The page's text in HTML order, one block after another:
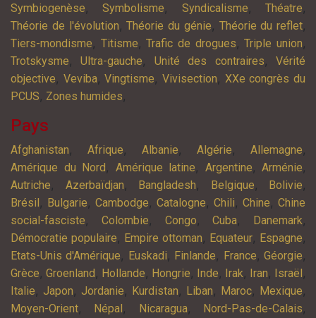
Symbiogenèse,Symbolisme, Syndicalisme,Théatre,
Théorie de l'évolution,Théorie du génie, Théorie du reflet,
Tiers-mondisme, Titisme,Trafic de drogues,Triple union,
Trotskysme,Ultra-gauche, Unité des contraires,Vérité
objective, Veviba,Vingtisme,Vivisection, XXe congrès du
PCUS, Zones humides,
Pays
Afghanistan, Afrique, Albanie, Algérie, Allemagne,
Amérique du Nord , Amérique latine, Argentine, Arménie,
Autriche, Azerbaïdjan, Bangladesh, Belgique, Bolivie,
Brésil , Bulgarie, Cambodge, Catalogne, Chili, Chine, Chine
social-fasciste, Colombie, Congo,Cuba, Danemark,
Démocratie populaire, Empire ottoman, Equateur, Espagne,
Etats-Unis d'Amérique, Euskadi, Finlande, France,Géorgie,
Grèce, Groenland , Hollande, Hongrie, Inde, Irak, Iran, Israël ,
Italie, Japon, Jordanie, Kurdistan, Liban, Maroc, Mexique,
Moyen-Orient, Népal , Nicaragua, Nord-Pas-de-Calais,